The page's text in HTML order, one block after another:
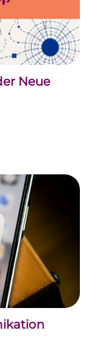
Neue